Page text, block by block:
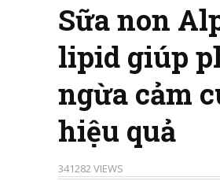
Sữa non
lipid giúp
ngừa cảm
hiệu quả
341282 VIEWS